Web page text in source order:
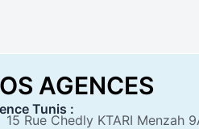
AGENCES
Tunis :
15 Rue Chedly KTARI Menzah